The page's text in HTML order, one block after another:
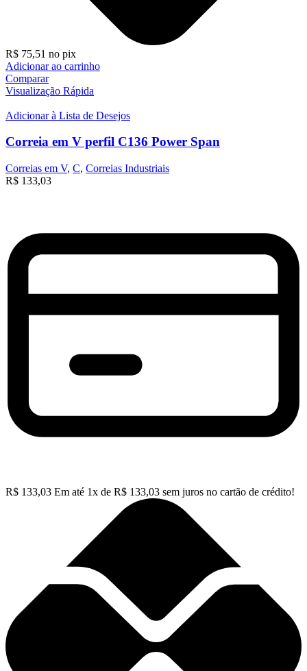
R$ 75,51 no pix
Adicionar ao carrinho
Comparar
Visualização Rápida
Adicionar à Lista de Desejos
Correia em V perfil C136 Power Span
Correias em V, C, Correias Industriais
R$ 133,03
R$ 133,03 Em até 1x de R$ 133,03 sem juros no cartão de crédito!